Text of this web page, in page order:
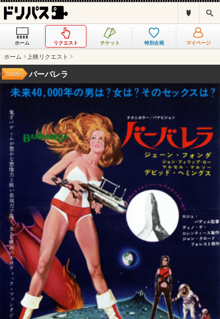
ス
ホーム リクエスト チケット 特別企画 マイページ
ホーム 上映リクエスト
バーバレラ
3888位